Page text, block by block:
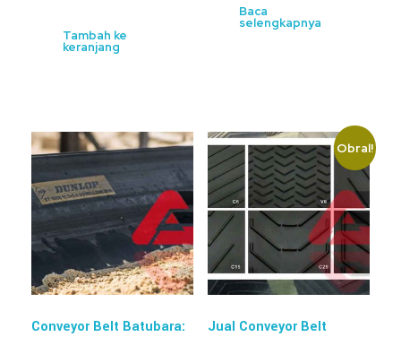
Tambah ke
keranjang
Baca
selengkapnya
Conveyor Belt Batubara:
Obral!
Jual Conveyor Belt